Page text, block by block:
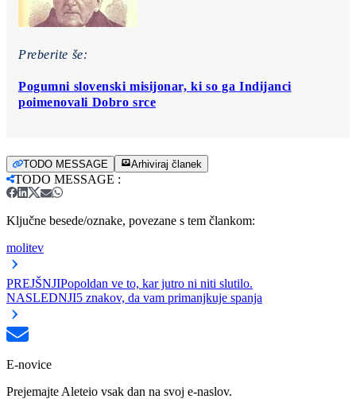
Preberite še:
Pogumni slovenski misijonar, ki so ga Indijanci
poimenovali Dobro srce
TODO MESSAGE Arhiviraj članek
TODO MESSAGE :
Ključne besede/oznake, povezane s tem člankom:
molitev
PREJŠNJIPopoldan ve to, kar jutro ni niti slutilo.
NASLEDNJI5 znakov, da vam primanjkuje spanja
E-novice
Prejemajte Aleteio vsak dan na svoj e-naslov.